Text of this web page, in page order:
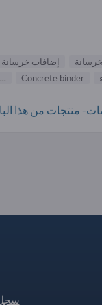
إضافات خرسانة
Concrete binder
...
منتجات من هذا